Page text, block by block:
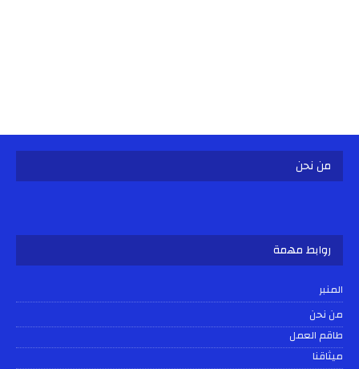
من نحن
روابط مهمة
المنبر
من نحن
طاقم العمل
ميثاقنا